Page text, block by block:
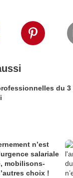
du 3
n’est
salariale
mobilisons-
choix !